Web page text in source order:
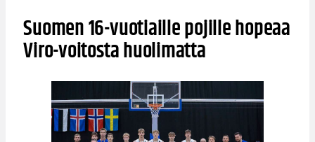
Suomen 16-vuotiaille pojille hopeaa
Viro-voitosta huolimatta